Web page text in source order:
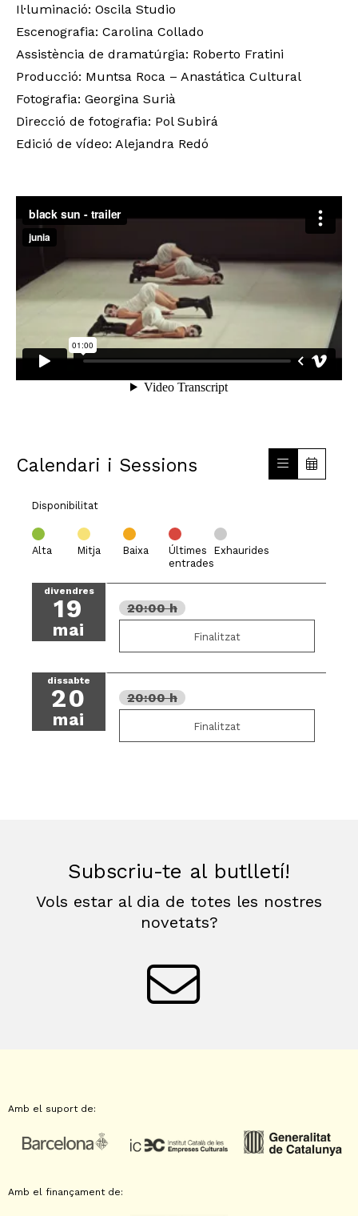
Il·luminació: Oscila Studio
Escenografia: Carolina Collado
Assistència de dramatúrgia: Roberto Fratini
Producció: Muntsa Roca – Anastática Cultural
Fotografia: Georgina Surià
Direcció de fotografia: Pol Subirá
Edició de vídeo: Alejandra Redó
Calendari i Sessions
Disponibilitat
Alta Mitja Baixa
Últimes
entrades
Exhaurides
divendres
19
mai
20:00 h
Finalitzat
dissabte
20
mai
20:00 h
Finalitzat
Subscriu-te al butlletí!
Vols estar al dia de totes les nostres
novetats?
Amb el suport de:
Amb el finançament de: